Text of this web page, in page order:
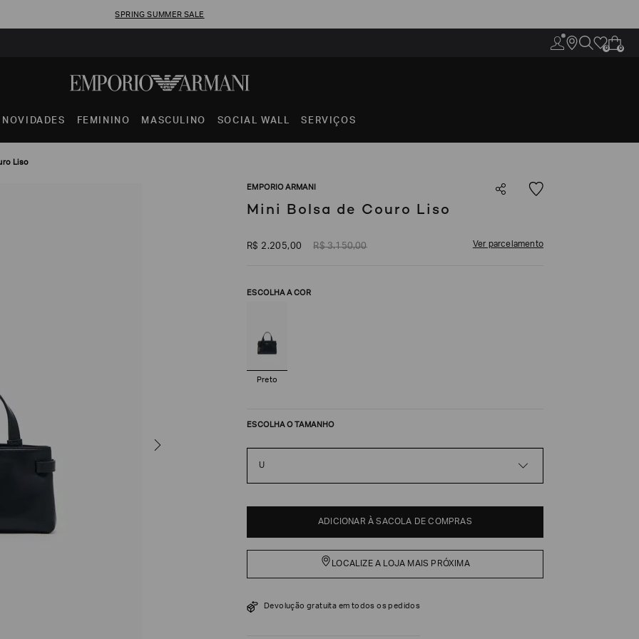
SPRING SUMMER SALE
0 0
NOVIDADES FEMININO MASCULINO SOCIAL WALL SERVIÇOS
Liso
EMPORIO ARMANI
Mini Bolsa de Couro Liso
R$ 2.205,00 R$ 3.150,00 Ver parcelamento
ESCOLHA A COR
Preto
ESCOLHA O TAMANHO
U
ADICIONAR À SACOLA DE COMPRAS
LOCALIZE A LOJA MAIS PRÓXIMA
Devolução gratuita em todos os pedidos